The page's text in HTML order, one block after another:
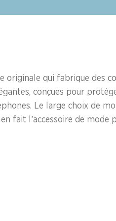
originale qui fabrique des
conçues pour
Le large choix de
fait l’accessoire de mode